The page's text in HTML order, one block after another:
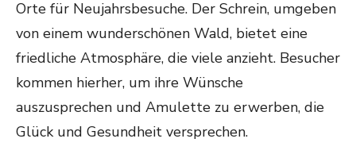
Orte für Neujahrsbesuche. Der Schrein, umgeben
von einem wunderschönen Wald, bietet eine
friedliche Atmosphäre, die viele anzieht. Besucher
kommen hierher, um ihre Wünsche
auszusprechen und Amulette zu erwerben, die
Glück und Gesundheit versprechen.